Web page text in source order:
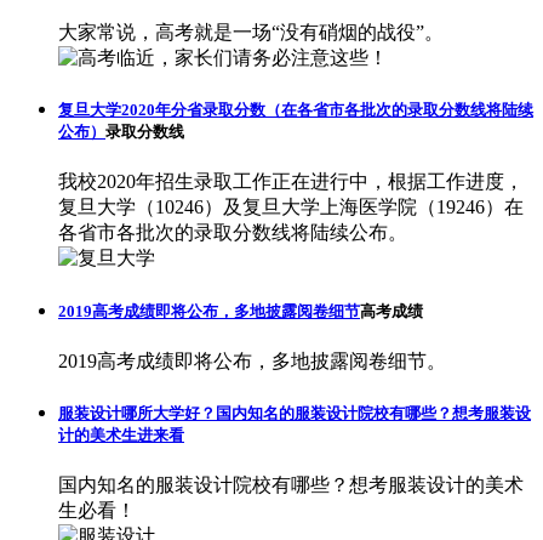
大家常说，高考就是一场“没有硝烟的战役”。
复旦大学2020年分省录取分数（在各省市各批次的录取分数线将陆续
公布） 录取分数线
我校2020年招生录取工作正在进行中，根据工作进度，
复旦大学（10246）及复旦大学上海医学院（19246）在
各省市各批次的录取分数线将陆续公布。
2019高考成绩即将公布，多地披露阅卷细节高考成绩
2019高考成绩即将公布，多地披露阅卷细节。
服装设计哪所大学好？国内知名的服装设计院校有哪些？想考服装设
计的美术生进来看
国内知名的服装设计院校有哪些？想考服装设计的美术
生必看！